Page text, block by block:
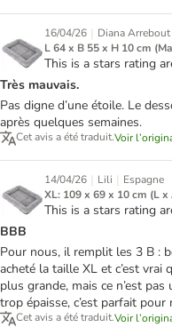
16/04/26 | Diana Arrebout
L 64 x B 55 x H 10 cm
This is a stars rating
Très mauvais.
Pas digne d’une étoile. Le
après quelques semaines.
Cet avis a été traduit.Voir
14/04/26 | Lili | Espagne
XL: 109 x 69 x 10 cm (L
This is a stars rating
BBB
Pour nous, il remplit les 3 B :
acheté la taille XL et c’est vrai
plus grande, mais ce n’est
trop épaisse, c’est parfait pour
Cet avis a été traduit.Voir